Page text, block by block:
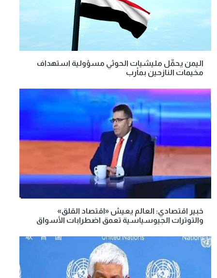
اليمن يحمِّل مليشيات الحوثي مسؤولية استهداف
مخيمات النازحين بمأرب
خبير اقتصادي: العالم يعيش «اقتصاد القلق»
والتوترات الجيوسياسية تعمق اضطرابات الأسواق